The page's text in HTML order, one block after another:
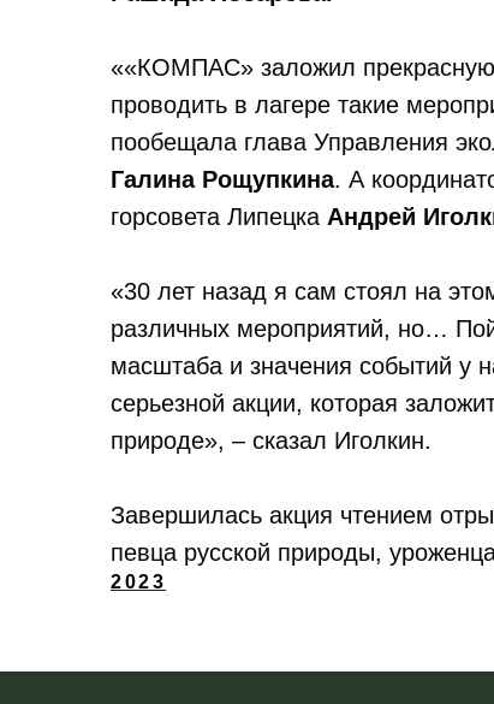
««КОМПАС» заложил
проводить в лагере такие
пообещала глава Управления
Галина Рощупкина. А
горсовета Липецка Андрей
«30 лет назад я сам стоял на
различных мероприятий, но…
масштаба и значения событий у
серьезной акции, которая
природе», – сказал Иголкин.
Завершилась акция чтением
певца русской природы,
2023